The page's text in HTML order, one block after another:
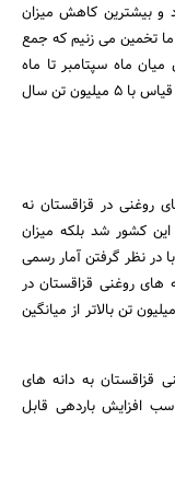
و بیشترین کاهش میزان
ما تخمین می زنیم که جمع
ماه سپتامبر تا ماه
آگوست فصل17-2016 به 3/14 میلیون تن برسد،(در قیاس با 5 میلیون تن سال
روغنی در قزاقستان نه
کشور شد بلکه میزان
در نظر گرفتن آمار رسمی
های روغنی قزاقستان در
سال گذشته در حدود 83/1میلیون تن بود، این0.80 میلیون تن بالاتر از میانگین
قزاقستان به دانه های
افزایش باردهی قابل